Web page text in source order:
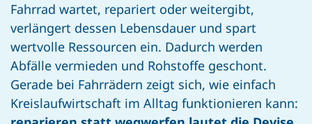
Fahrrad wartet, repariert oder weitergibt,
verlängert dessen Lebensdauer und spart
wertvolle Ressourcen ein. Dadurch werden
Abfälle vermieden und Rohstoffe geschont.
Gerade bei Fahrrädern zeigt sich, wie einfach
Kreislaufwirtschaft im Alltag funktionieren kann: